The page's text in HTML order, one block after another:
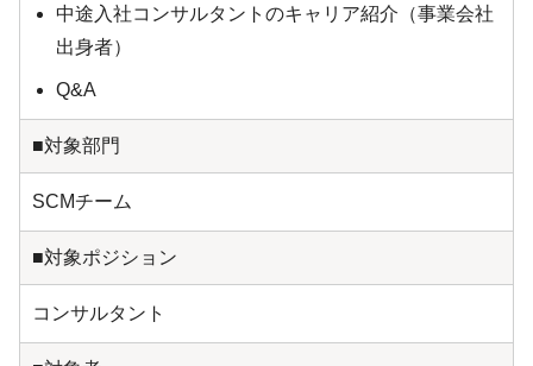
中途入社コンサルタントのキャリア紹介（事業会社
出身者）
Q&A
■対象部門
SCMチーム
■対象ポジション
コンサルタント